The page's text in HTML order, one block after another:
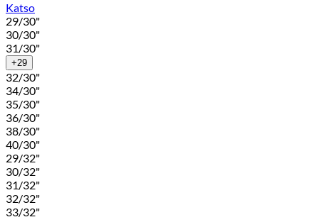
Katso
29/30"
30/30"
31/30"
+29
32/30"
34/30"
35/30"
36/30"
38/30"
40/30"
29/32"
30/32"
31/32"
32/32"
33/32"